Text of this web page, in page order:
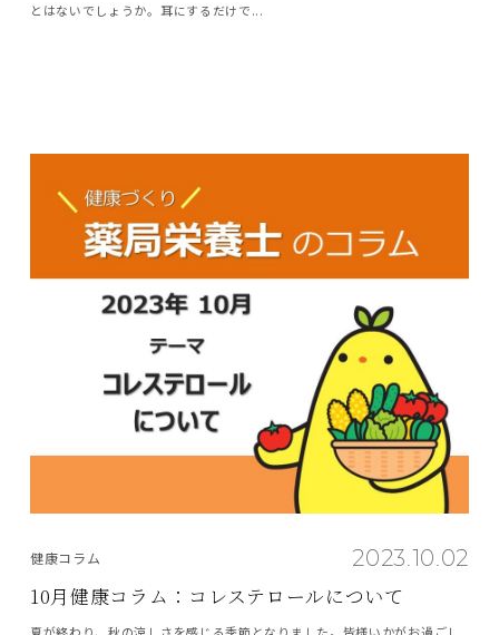
とはないでしょうか。耳にするだけで...
2023.10.02
健康コラム
10月健康コラム：コレステロールについて